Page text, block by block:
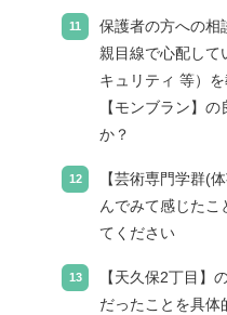
保護者の方への相
親目線で心配して
キュリティ 等）
【モンブラン】
か？
【芸術専門学群(
んでみて感じたこ
てください
【天久保2丁目】
だったことを具体